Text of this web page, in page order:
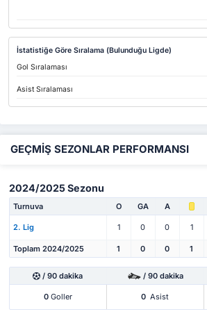
İstatistiğe Göre Sıralama (Bulunduğu Ligde)
Gol Sıralaması
Asist Sıralaması
GEÇMİŞ SEZONLAR PERFORMANSI
2024/2025 Sezonu
Turnuva O GA A
2. Lig 1 0 0 1
Toplam 2024/2025 1 0 0 1
/ 90 dakika / 90 dakika
0Goller 0 Asist